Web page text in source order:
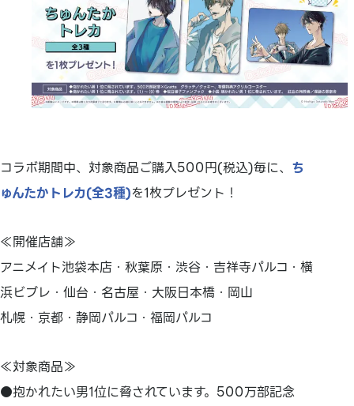
コラボ期間中、対象商品ご購入500円(税込)毎に、 ち
ゅんたかトレカ(全3種)を1枚プレゼント！
≪開催店舗≫
アニメイト池袋本店・秋葉原・渋谷・吉祥寺パルコ・横
浜ビブレ・仙台・名古屋・大阪日本橋・岡山
札幌・京都・静岡パルコ・福岡パルコ
≪対象商品≫
●抱かれたい男1位に脅されています。500万部記念